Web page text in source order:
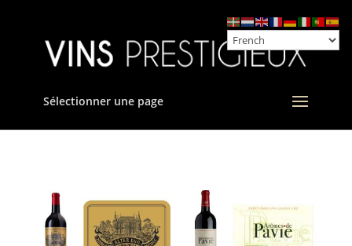
Sélectionner une page